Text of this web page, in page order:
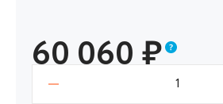
60 060₽
1